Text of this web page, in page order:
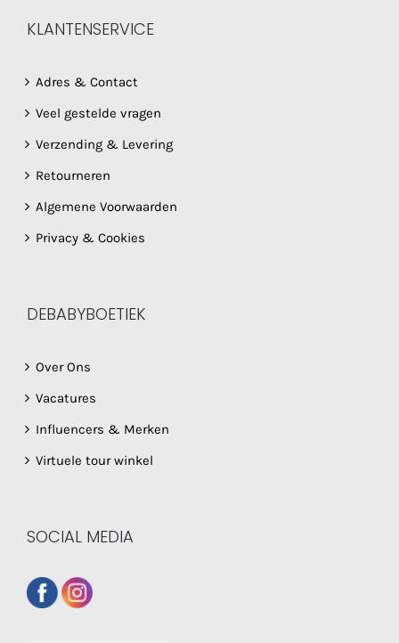
KLANTENSERVICE
Adres & Contact
Veel gestelde vragen
Verzending & Levering
Retourneren
Algemene Voorwaarden
Privacy & Cookies
DEBABYBOETIEK
Over Ons
Vacatures
Influencers & Merken
Virtuele tour winkel
SOCIAL MEDIA